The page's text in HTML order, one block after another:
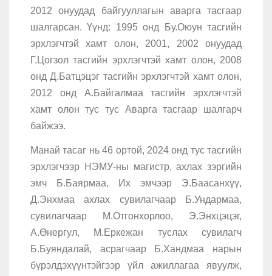
2012 онуудад байгууллагын аварга тасгаар
шалгарсан. Үүнд: 1995 онд Бу.Оюун тасгийн
эрхлэгчтэй хамт олон, 2001, 2002 онуудад
Г.Цогзол тасгийн эрхлэгчтэй хамт олон, 2008
онд Д.Батцэцэг тасгийн эрхлэгчтэй хамт олон,
2012 онд А.Байгалмаа тасгийн эрхлэгчтэй
хамт олон тус тус Аварга тасгаар шалгарч
байжээ.
Манай тасаг нь 46 ортой, 2024 онд тус тасгийн
эрхлэгчээр НЭМУ-ны магистр, ахлах зэргийн
эмч Б.Баярмаа, Их эмчээр Э.Баасанхүү,
Д.Энхмаа ахлах сувилагчаар Б.Ундармаа,
сувилагчаар М.Отгонхорлоо, Э.Энхцэцэг,
А.Өнергул, М.Еркежан туслах сувилагч
Б.Буяндалай, асрагчаар Б.Хандмаа нарын
бүрэлдэхүүнтэйгээр үйл ажиллагаа явуулж,